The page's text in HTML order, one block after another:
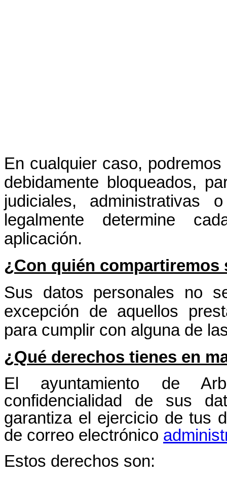
En cualquier caso,
debidamente bloqueados,
judiciales,
legalmente determine
aplicación.
¿Con quién compartiremos
Sus datos personales no
excepción de aquellos
para cumplir con alguna de
¿Qué derechos tienes en
El ayuntamiento de
confidencialidad de sus
garantiza el ejercicio de tus
de correo electrónico
Estos derechos son: